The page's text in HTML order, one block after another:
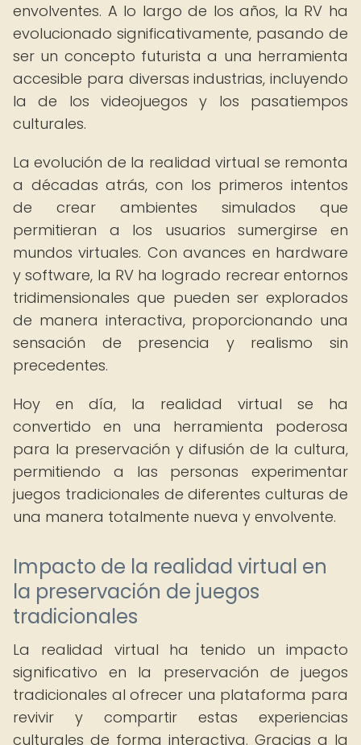
envolventes. A lo largo de los años, la RV ha
evolucionado significativamente, pasando de
ser un concepto futurista a una herramienta
accesible para diversas industrias, incluyendo
la de los videojuegos y los pasatiempos
culturales.
La evolución de la realidad virtual se remonta
a décadas atrás, con los primeros intentos
de crear ambientes simulados que
permitieran a los usuarios sumergirse en
mundos virtuales. Con avances en hardware
y software, la RV ha logrado recrear entornos
tridimensionales que pueden ser explorados
de manera interactiva, proporcionando una
sensación de presencia y realismo sin
precedentes.
Hoy en día, la realidad virtual se ha
convertido en una herramienta poderosa
para la preservación y difusión de la cultura,
permitiendo a las personas experimentar
juegos tradicionales de diferentes culturas de
una manera totalmente nueva y envolvente.
Impacto de la realidad virtual en
la preservación de juegos
tradicionales
La realidad virtual ha tenido un impacto
significativo en la preservación de juegos
tradicionales al ofrecer una plataforma para
revivir y compartir estas experiencias
culturales de forma interactiva. Gracias a la